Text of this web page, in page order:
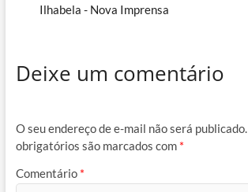
Ilhabela - Nova Imprensa
Deixe um comentário
O seu endereço de e-mail não será publicado.
obrigatórios são marcados com *
Comentário *